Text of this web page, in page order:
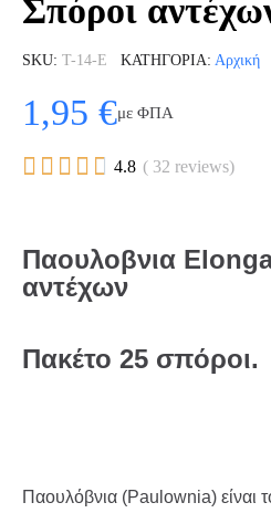
Σπόροι
SKU T-14-E ΚΑΤΗΓΟΡΊΑ Αρχική
1,95 €με ΦΠΑ
     4.8 ( 32 reviews)
Παουλοβνια
αντέχων
Πακέτο 25 σπόροι.
Παουλόβνια (Paulownia) είναι